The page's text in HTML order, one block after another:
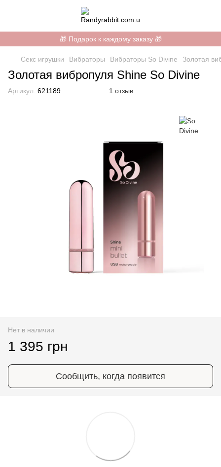
🎁 Подарок к каждому заказу 🎁
Секс игрушки Вибраторы Вибраторы So Divine Золотая
Золотая вибропуля Shine So Divine
Артикул: 621189 1 отзыв
Нет в наличии
1 395 грн
Сообщить, когда появится